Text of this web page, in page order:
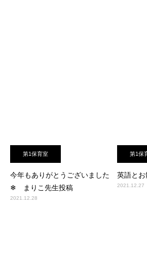
第1保育室
今年もありがとうございました
❄ まりこ先生投稿
2021.12.28
第1保
英語と
2021.12.27